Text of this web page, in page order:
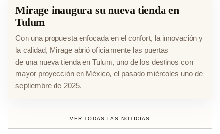
Mirage inaugura su nueva tienda en
Tulum
Con una propuesta enfocada en el confort, la innovación y
la calidad, Mirage abrió oficialmente las puertas
de una nueva tienda en Tulum, uno de los destinos con
mayor proyección en México, el pasado miércoles uno de
septiembre de 2025.
VER TODAS LAS NOTICIAS